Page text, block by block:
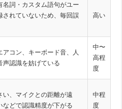
名詞・カスタム語句がユー
されていないため、毎回誤
高い
アコン、キーボード音、人
声認識を妨げている
中〜
高程
度
い、マイクとの距離が遠
などで認識精度が下がる
中程
度